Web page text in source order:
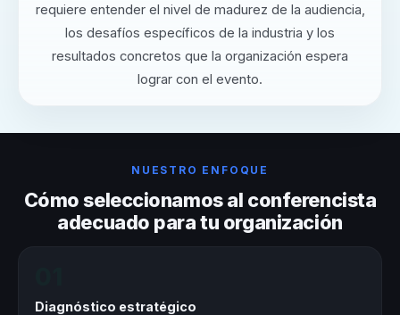
requiere entender el nivel de madurez de la audiencia,
los desafíos específicos de la industria y los
resultados concretos que la organización espera
lograr con el evento.
NUESTRO ENFOQUE
Cómo seleccionamos al conferencista
adecuado para tu organización
Diagnóstico estratégico